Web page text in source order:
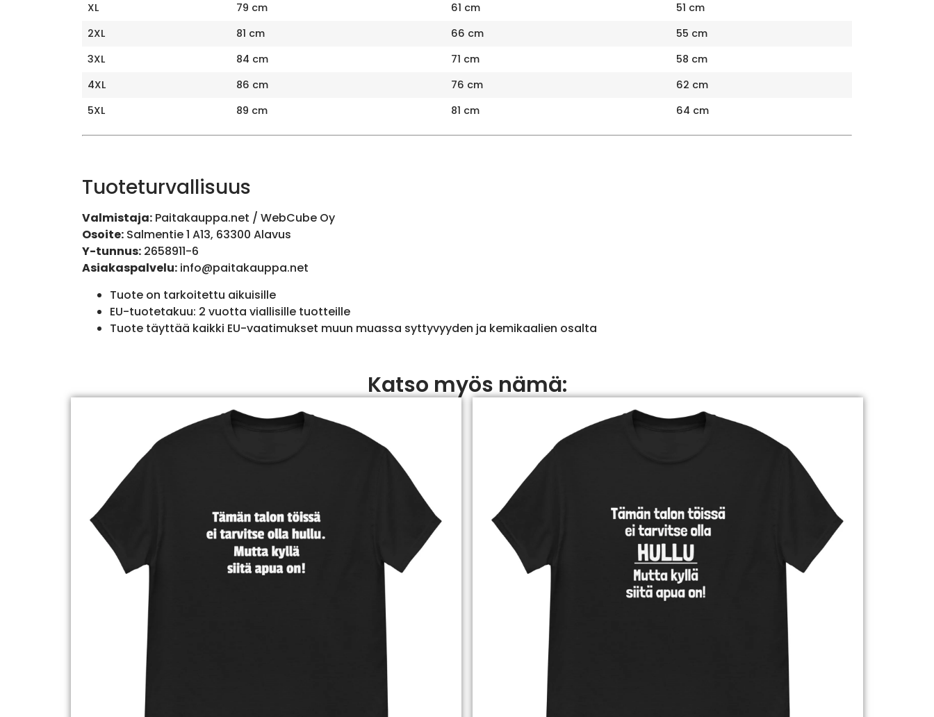
XL
79 cm 61 cm
51 cm
2XL
81 cm 66 cm
55 cm
3XL
84 cm 71 cm
58 cm
4XL
86 cm 76 cm
62 cm
5XL
89 cm 81 cm 64 cm
Tuoteturvallisuus
Valmistaja:Paitakauppa.net / WebCube Oy
Osoite:Salmentie 1 A13, 63300 Alavus
Y-tunnus:2658911-6
Asiakaspalvelu: info@paitakauppa.net
Tuote on tarkoitettu aikuisille
EU-tuotetakuu: 2 vuotta viallisille tuotteille
Tuote täyttää kaikki EU-vaatimukset muun muassa syttyvyyden ja kemikaalien osalta
Katso myös nämä: